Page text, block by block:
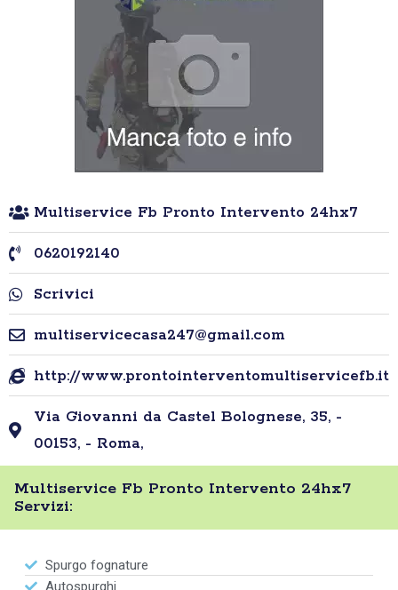
Multiservice Fb Pronto Intervento 24hx7
0620192140
Scrivici
multiservicecasa247@gmail.com
http://www.prontointerventomultiservicefb.it
Via Giovanni da Castel Bolognese, 35, -
00153, - Roma,
Multiservice Fb Pronto Intervento 24hx7
Servizi:
Spurgo fognature
Autospurghi